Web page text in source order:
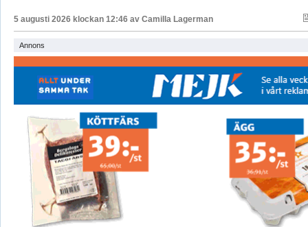
5 augusti 2026 klockan 12:46 av Camilla Lagerman
Annons